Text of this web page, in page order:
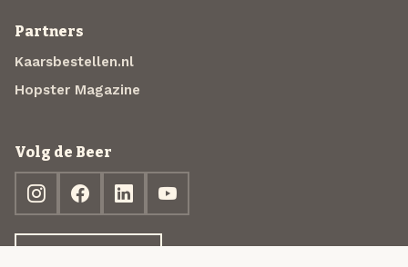
Partners
Kaarsbestellen.nl
Hopster Magazine
Volg de Beer